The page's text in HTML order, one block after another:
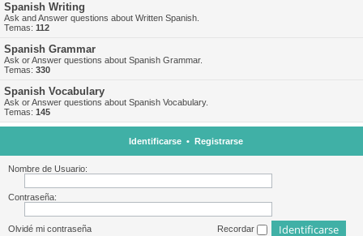
Spanish Writing
Ask and Answer questions about Written Spanish.
Temas: 112
Spanish Grammar
Ask or Answer questions about Spanish Grammar.
Temas: 330
Spanish Vocabulary
Ask or Answer questions about Spanish Vocabulary.
Temas: 145
Identificarse• Registrarse
Nombre de Usuario:
Contraseña:
Olvidé mi contraseña Recordar